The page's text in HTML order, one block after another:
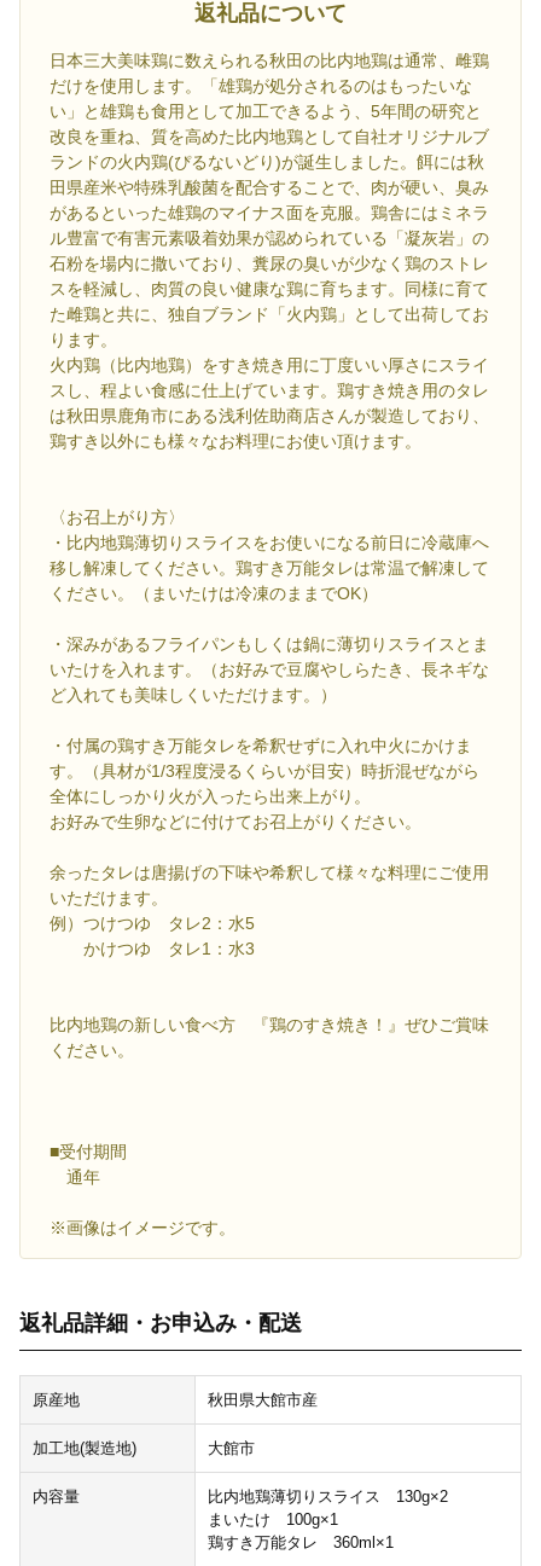
返礼品について
日本三大美味鶏に数えられる秋田の比内地鶏は通常、雌鶏
だけを使用します。「雄鶏が処分されるのはもったいな
い」と雄鶏も食用として加工できるよう、5年間の研究と
改良を重ね、質を高めた比内地鶏として自社オリジナルブ
ランドの火内鶏(ぴるないどり)が誕生しました。餌には秋
田県産米や特殊乳酸菌を配合することで、肉が硬い、臭み
があるといった雄鶏のマイナス面を克服。鶏舎にはミネラ
ル豊富で有害元素吸着効果が認められている「凝灰岩」の
石粉を場内に撒いており、糞尿の臭いが少なく鶏のストレ
スを軽減し、肉質の良い健康な鶏に育ちます。同様に育て
た雌鶏と共に、独自ブランド「火内鶏」として出荷してお
ります。
火内鶏（比内地鶏）をすき焼き用に丁度いい厚さにスライ
スし、程よい食感に仕上げています。鶏すき焼き用のタレ
は秋田県鹿角市にある浅利佐助商店さんが製造しており、
鶏すき以外にも様々なお料理にお使い頂けます。
〈お召上がり方〉
・比内地鶏薄切りスライスをお使いになる前日に冷蔵庫へ
移し解凍してください。鶏すき万能タレは常温で解凍して
ください。（まいたけは冷凍のままでOK）
・深みがあるフライパンもしくは鍋に薄切りスライスとま
いたけを入れます。（お好みで豆腐やしらたき、長ネギな
ど入れても美味しくいただけます。）
・付属の鶏すき万能タレを希釈せずに入れ中火にかけま
す。（具材が1/3程度浸るくらいが目安）時折混ぜながら
全体にしっかり火が入ったら出来上がり。
お好みで生卵などに付けてお召上がりください。
余ったタレは唐揚げの下味や希釈して様々な料理にご使用
いただけます。
例）つけつゆ タレ2：水5
かけつゆ タレ1：水3
比内地鶏の新しい食べ方 『鶏のすき焼き！』ぜひご賞味
ください。
■受付期間
通年
※画像はイメージです。
返礼品詳細・お申込み・配送
原産地 秋田県大館市産
加工地(製造地) 大館市
内容量
比内地鶏薄切りスライス 130g×2
まいたけ 100g×1
鶏すき万能タレ 360ml×1